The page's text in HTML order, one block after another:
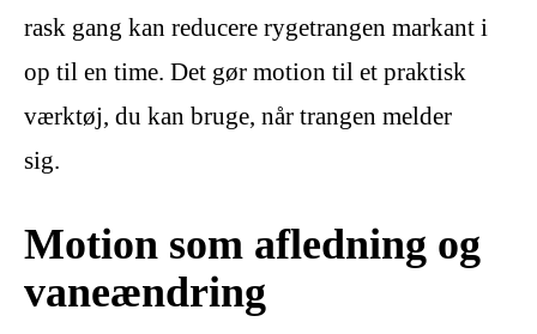
rask gang kan reducere rygetrangen markant i
op til en time. Det gør motion til et praktisk
værktøj, du kan bruge, når trangen melder
sig.
Motion som afledning og
vaneændring